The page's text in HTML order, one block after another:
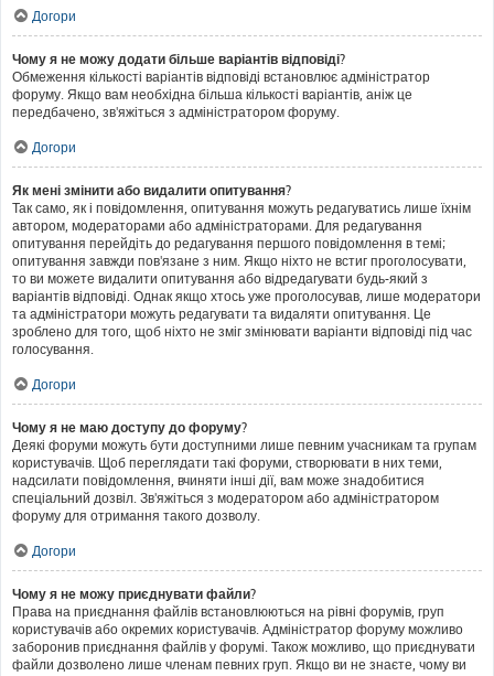
Догори
Чому я не можу додати більше варіантів відповіді?
Обмеження кількості варіантів відповіді встановлює адміністратор
форуму. Якщо вам необхідна більша кількості варіантів, аніж це
передбачено, зв'яжіться з адміністратором форуму.
Догори
Як мені змінити або видалити опитування?
Так само, як і повідомлення, опитування можуть редагуватись лише їхнім
автором, модераторами або адміністраторами. Для редагування
опитування перейдіть до редагування першого повідомлення в темі;
опитування завжди пов'язане з ним. Якщо ніхто не встиг проголосувати,
то ви можете видалити опитування або відредагувати будь-який з
варіантів відповіді. Однак якщо хтось уже проголосував, лише модератори
та адміністратори можуть редагувати та видаляти опитування. Це
зроблено для того, щоб ніхто не зміг змінювати варіанти відповіді під час
голосування.
Догори
Чому я не маю доступу до форуму?
Деякі форуми можуть бути доступними лише певним учасникам та групам
користувачів. Щоб переглядати такі форуми, створювати в них теми,
надсилати повідомлення, вчиняти інші дії, вам може знадобитися
спеціальний дозвіл. Зв'яжіться з модератором або адміністратором
форуму для отримання такого дозволу.
Догори
Чому я не можу приєднувати файли?
Права на приєднання файлів встановлюються на рівні форумів, груп
користувачів або окремих користувачів. Адміністратор форуму можливо
заборонив приєднання файлів у форумі. Також можливо, що приєднувати
файли дозволено лише членам певних груп. Якщо ви не знаєте, чому ви